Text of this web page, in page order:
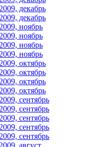
декабрь
декабрь
ноябрь
ноябрь
ноябрь
ноябрь
октябрь
октябрь
октябрь
октябрь
сентябрь
сентябрь
сентябрь
сентябрь
сентябрь
август